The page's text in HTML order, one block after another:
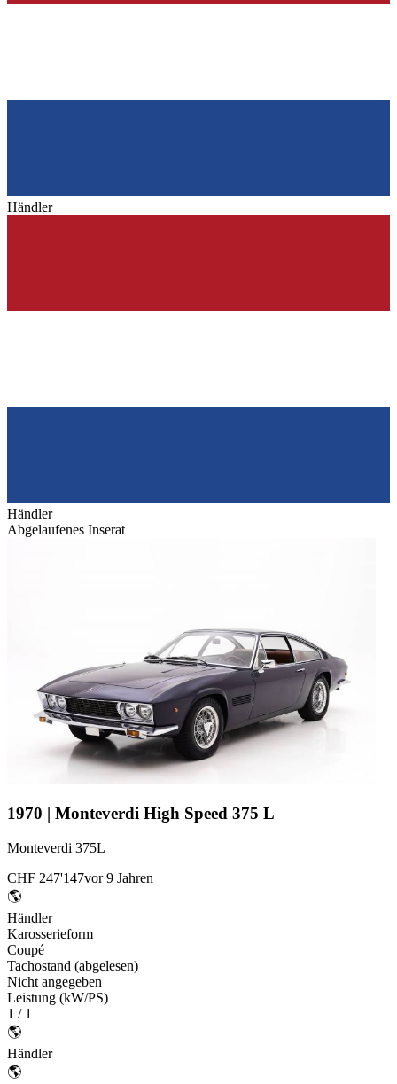
Händler
Händler
Abgelaufenes Inserat
1970 | Monteverdi High Speed 375 L
Monteverdi 375L
CHF 247'147vor 9 Jahren
🌎
Händler
Karosserieform
Coupé
Tachostand (abgelesen)
Nicht angegeben
Leistung (kW/PS)
1 / 1
🌎
Händler
🌎